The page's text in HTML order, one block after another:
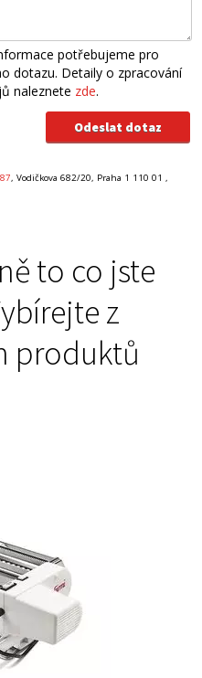
potřebujeme pro
dotazu. Detaily o zpracování
naleznete zde.
, Vodičkova 682/20, Praha 1 110 01 ,
to co jste
z
produktů